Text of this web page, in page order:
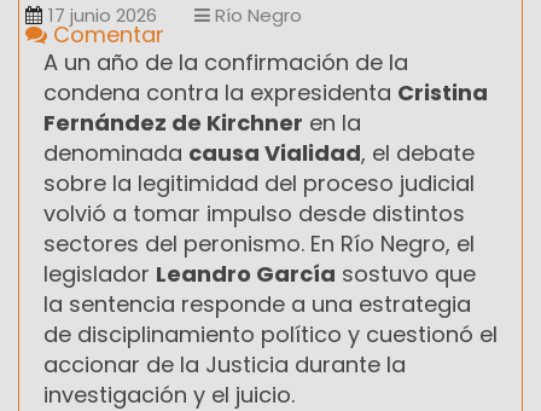
17 junio 2026 Río Negro
Comentar
A un año de la confirmación de la
condena contra la expresidenta Cristina
Fernández de Kirchner en la
denominada causa Vialidad, el debate
sobre la legitimidad del proceso judicial
volvió a tomar impulso desde distintos
sectores del peronismo. En Río Negro, el
legislador Leandro García sostuvo que
la sentencia responde a una estrategia
de disciplinamiento político y cuestionó el
accionar de la Justicia durante la
investigación y el juicio.